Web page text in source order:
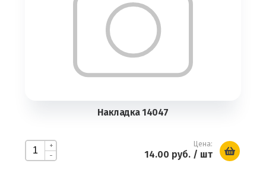
Накладка 14047
+
-
Цена:
14.00 руб./ шт